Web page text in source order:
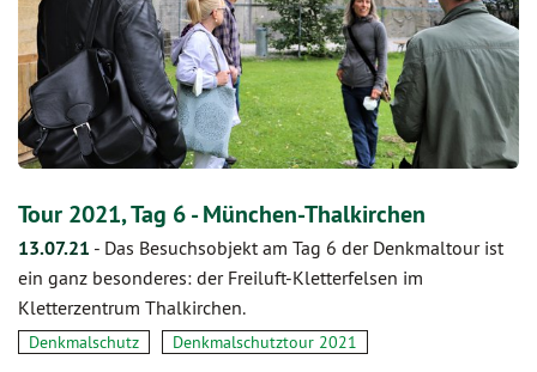
Tour 2021, Tag 6 - München-Thalkirchen
13.07.21 - Das Besuchsobjekt am Tag 6 der Denkmaltour ist
ein ganz besonderes: der Freiluft-Kletterfelsen im
Kletterzentrum Thalkirchen.
Denkmalschutz Denkmalschutztour 2021